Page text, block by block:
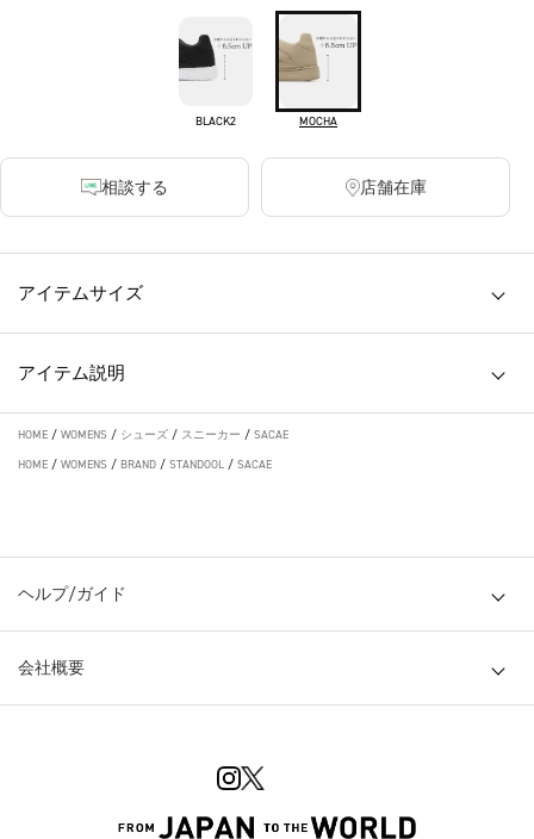
BLACK2 MOCHA
相談する 店舗在庫
アイテムサイズ
アイテム説明
HOME / WOMENS / シューズ / スニーカー / SACAE
HOME / WOMENS / BRAND / STANDOOL / SACAE
ヘルプ/ガイド
会社概要